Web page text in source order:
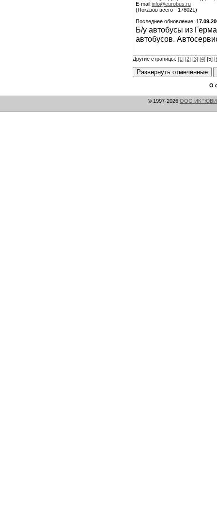
E-mail:info@eurobus.ru
(Показов всего - 178021)
Последнее обновление:
Б/у автобусы из
автобусов.
Другие страницы: [1] [2] [3] [4] [5]
О
© 1997-2026 ООО ИК